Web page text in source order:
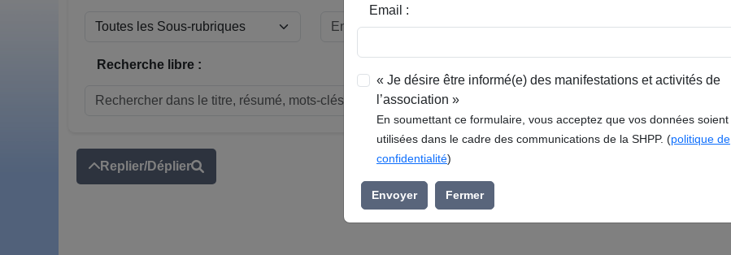
Recherche libre :
Replier/Déplier
Email :
« Je désire être informé(e) des manifestations et activités de
l’association »
En soumettant ce formulaire, vous acceptez que vos données soient
utilisées dans le cadre des communications de la SHPP. (politique de
confidentialité)
Envoyer Fermer